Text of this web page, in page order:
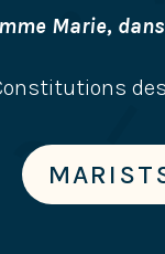
Marie,